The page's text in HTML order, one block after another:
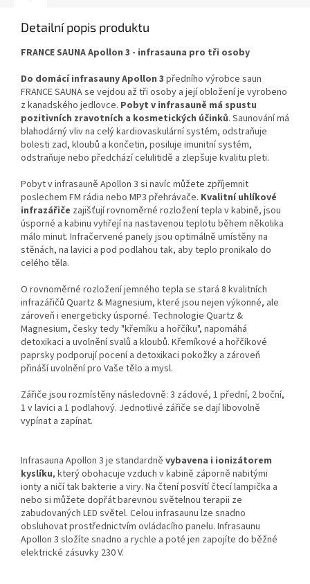
Detailní popis produktu
FRANCE SAUNA Apollon 3 - infrasauna pro tři osoby
Do domácí infrasauny Apollon 3 předního výrobce saun
FRANCE SAUNA se vejdou až tři osoby a její obložení je vyrobeno
z kanadského jedlovce. Pobyt v infrasauně má spustu
pozitivních zravotních a kosmetických účinků. Saunování má
blahodárný vliv na celý kardiovaskulární systém, odstraňuje
bolesti zad, kloubů a končetin, posiluje imunitní systém,
odstraňuje nebo předchází celulitidě a zlepšuje kvalitu pleti.
Pobyt v infrasauně Apollon 3 si navíc můžete zpříjemnit
poslechem FM rádia nebo MP3 přehrávače. Kvalitní uhlíkové
infrazářiče zajišťují rovnoměrné rozložení tepla v kabině, jsou
úsporné a kabinu vyhřejí na nastavenou teplotu během několika
málo minut. Infračervené panely jsou optimálně umístěny na
stěnách, na lavici a pod podlahou tak, aby teplo pronikalo do
celého těla.
O rovnoměrné rozložení jemného tepla se stará 8 kvalitních
infrazářičů Quartz & Magnesium, které jsou nejen výkonné, ale
zároveň i energeticky úsporné. Technologie Quartz &
Magnesium, česky tedy "křemíku a hořčíku", napomáhá
detoxikaci a uvolnění svalů a kloubů. Křemíkové a hořčíkové
paprsky podporují pocení a detoxikaci pokožky a zároveň
přináší uvolnění pro Vaše tělo a mysl.
Zářiče jsou rozmístěny následovně: 3 zádové, 1 přední, 2 boční,
1 v lavici a 1 podlahový. Jednotlivé zářiče se dají libovolně
vypínat a zapínat.
Infrasauna Apollon 3 je standardně vybavena i ionizátorem
kyslíku, který obohacuje vzduch v kabině záporně nabitými
ionty a ničí tak bakterie a viry. Na čtení posvítí čtecí lampička a
nebo si můžete dopřát barevnou světelnou terapii ze
zabudovaných LED světel. Celou infrasaunu lze snadno
obsluhovat prostřednictvím ovládacího panelu. Infrasaunu
Apollon 3 složíte snadno a rychle a poté jen zapojíte do běžné
elektrické zásuvky 230 V.